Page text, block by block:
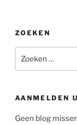
ZOEKEN
naar:
AANMELDEN
Geen blog